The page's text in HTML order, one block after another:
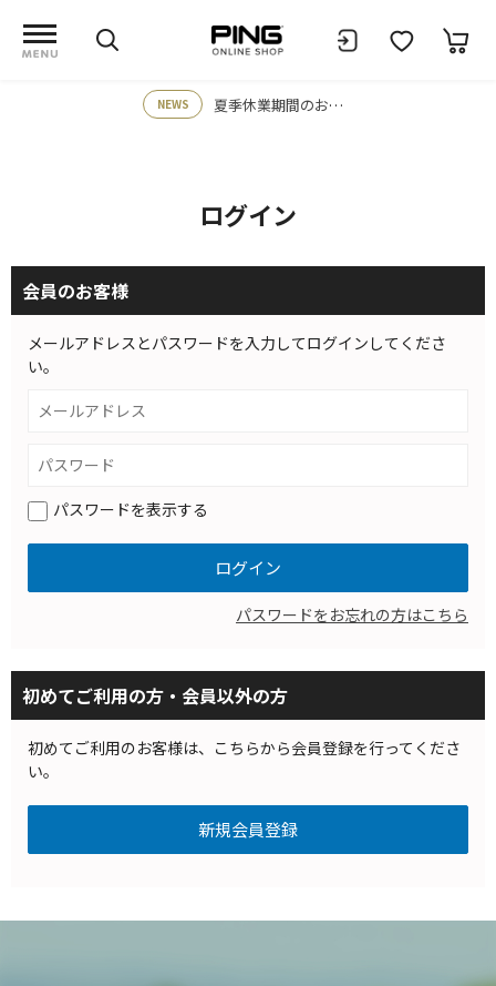
NEWS 夏季休業期間のお知らせ
ログイン
会員のお客様
メールアドレスとパスワードを入力してログインしてくださ
い。
パスワードを表示する
パスワードをお忘れの方はこちら
初めてご利用の方・会員以外の方
初めてご利用のお客様は、こちらから会員登録を行ってくださ
い。